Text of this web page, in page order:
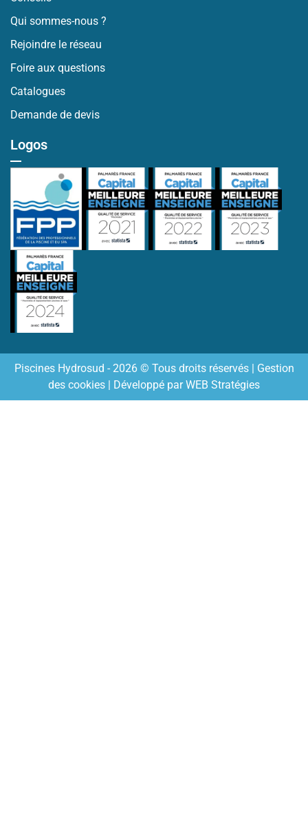
Qui sommes-nous ?
Rejoindre le réseau
Foire aux questions
Catalogues
Demande de devis
Logos
Piscines Hydrosud - 2026 © Tous droits réservés | Gestion
des cookies | Développé parWEB Stratégies